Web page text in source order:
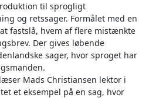
til sprogligt
og retssager. Formålet med en
at fastslå, hvem af flere mistænkte
Der gives løbende
sager, hvor sproget har
Mads Christiansen lektor i
et eksempel på en sag, hvor